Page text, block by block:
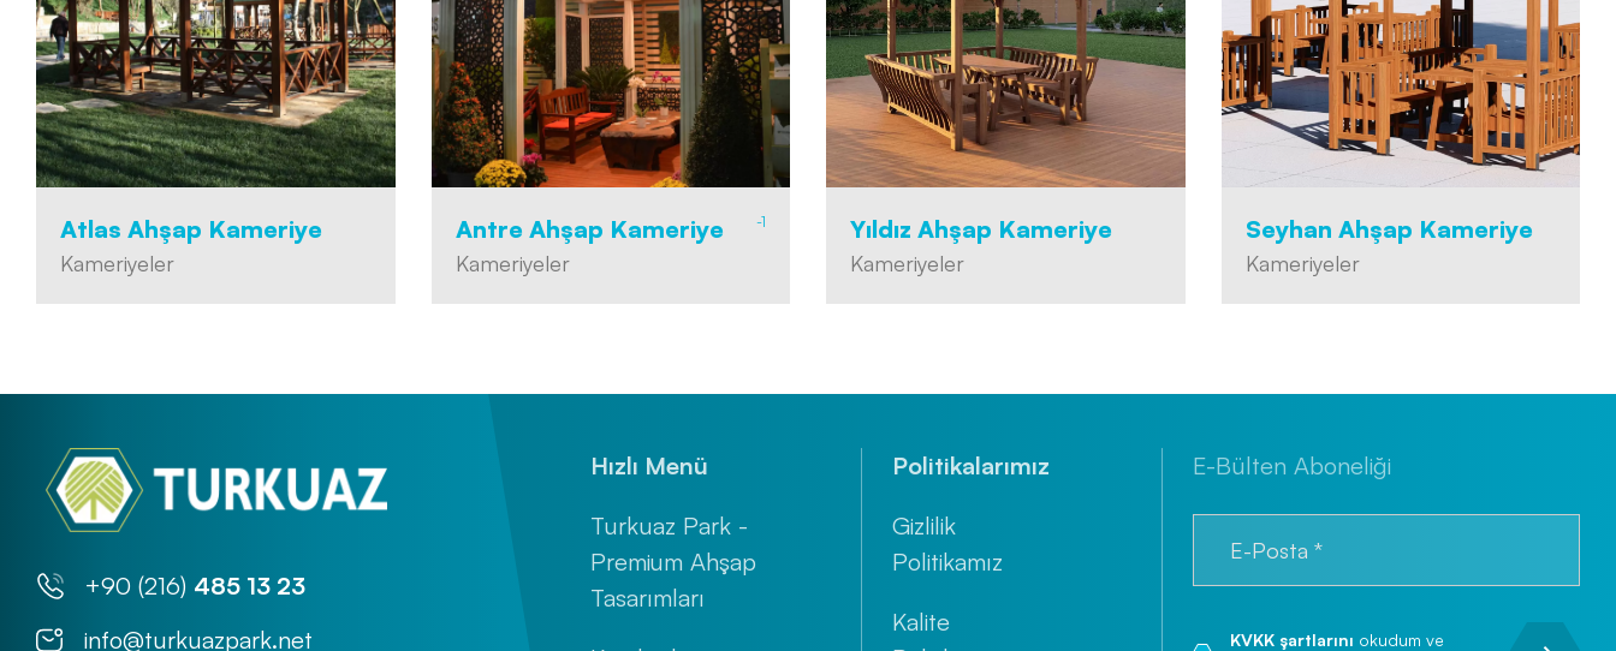
Atlas Ahşap Kameriye
Kameriyeler
Antre Ahşap Kameriye
Kameriyeler
-1 Yıldız Ahşap Kameriye
Kameriyeler
Seyhan Ahşap Kameriye
Kameriyeler
+90 (216) 485 13 23
info@turkuazpark.net
Hızlı Menü
Turkuaz Park -
Premium Ahşap
Tasarımları
Politikalarımız
Gizlilik
Politikamız
Kalite
E-Bülten Aboneliği
KVKK şartlarını okudum ve